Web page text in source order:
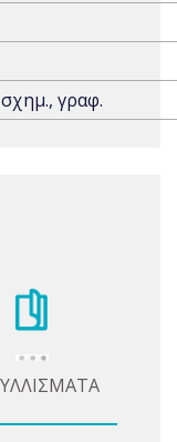
σχημ., γραφ.